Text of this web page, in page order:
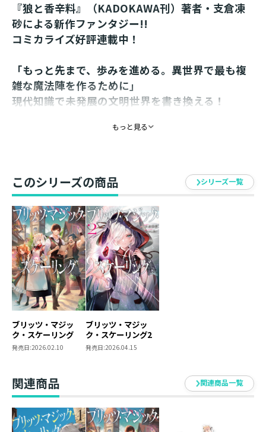
『狼と香辛料』（KADOKAWA刊）著者・支倉凍
砂による新作ファンタジー!!
コミカライズ好評連載中！
「もっと先まで、歩みを進める。異世界で最も複
雑な魔法陣を作るために」
現代知識で未発展の文明世界を書き換える！
IT会社員・頼信。
中世風異世界で生き延びるため、弱小領主の犬耳獣人・
イーリア、その従者の猫耳獣人・クルルとも手を組んだ
結果、彼は商会主として新しい生活をスタートさせた。
自分が暮らすこの領地を安定させられれば、生活も落ち
着きと安全を手に入れられて、この世界でボードゲーム
を作るなり、前の世界に戻るための魔法陣の研究もでき
るはず……！
そのためにも、まずは引き継いだ「ノドン商会」をまと
もな商会に生まれ変わらせなければならない。
ジレーヌ領の経済は魔石の輸出に支えられていると知
り、頼信はある計画を提案して――
現代知識で未発展の文明世界を書き換える！
巻！
もっと見る
このシリーズの商品 シリーズ一覧
ブリッツ・マジッ
ク・スケーリング
発売日:2026.02.10
ブリッツ・マジッ
ク・スケーリング2
発売日:2026.04.15
関連商品 関連商品一覧